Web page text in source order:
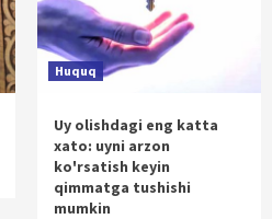
Huquq
Uy olishdagi eng katta
xato: uyni arzon
ko'rsatish keyin
qimmatga tushishi
mumkin